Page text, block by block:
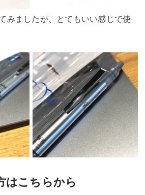
みましたが、とてもいい感じで使
はこちらから